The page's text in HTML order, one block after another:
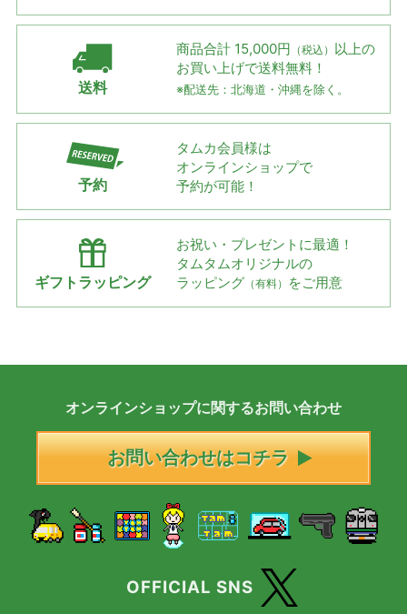
送料
商品合計 15,000円 （税込） 以上の
お買い上げで送料無料！
※配送先：北海道・沖縄を除く。
予約
タムカ会員様は
オンラインショップで
予約が可能！
ギフトラッピング
お祝い・プレゼントに最適！
タムタムオリジナルの
ラッピング （有料） をご用意
オンラインショップに関するお問い合わせ
お問い合わせはコチラ
OFFICIAL SNS